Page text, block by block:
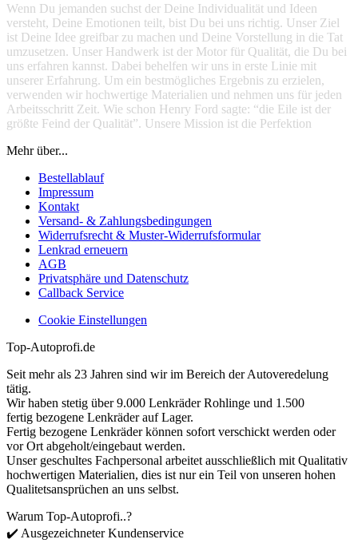
Wenn Du jemanden suchst der Deine Individualität und Ideen
versteht, Deine Emotionen teilt, bist Du bei uns richtig. Unser Ziel
ist Deine Idee greifbar zu machen und Deine Vorstellung in die Tat
umzusetzen. Unser Handwerk ist der Motor für Qualität, die Du bei
uns erfahren kannst. Dabei behelfen wir uns in erste Linie mit
unserer Erfahrung. Um ein bestmögliches Ergebnis zu erzielen,
verwenden wir hochwertige Materialien und nehmen uns für jeden
Arbeitsschritt Zeit. Wie schon Henry Ford sagte: “die Eile ist der
größte Feind der Qualität”. Unsere Mission ist die Perfektion
Mehr über...
Bestellablauf
Impressum
Kontakt
Versand- & Zahlungsbedingungen
Widerrufsrecht & Muster-Widerrufsformular
Lenkrad erneuern
AGB
Privatsphäre und Datenschutz
Callback Service
Cookie Einstellungen
Top-Autoprofi.de
Seit mehr als 23 Jahren sind wir im Bereich der Autoveredelung
tätig.
Wir haben stetig über 9.000 Lenkräder Rohlinge und 1.500
fertig bezogene Lenkräder auf Lager.
Fertig bezogene Lenkräder können sofort verschickt werden oder
vor Ort abgeholt/eingebaut werden.
Unser geschultes Fachpersonal arbeitet ausschließlich mit Qualitativ
hochwertigen Materialien, dies ist nur ein Teil von unseren hohen
Qualitetsansprüchen an uns selbst.
Warum Top-Autoprofi..?
✔️ Ausgezeichneter Kundenservice